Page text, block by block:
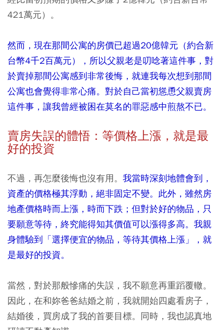
421萬元）。
然而，現在那間公寓的房價已超過20億韓元（約合新
台幣4千2百萬元），所以父親老是叨唸著這件事，對
於賣掉那間公寓感到非常後悔，就連我每次想到那間
公寓也會覺得非常心痛。對於自己當初慫恿父親賣房
這件事，讓我曾經被困在莫名的罪惡感中煎熬不已。
賣房失誤的體悟：等價格上漲，就是最
好的投資
不過，再怎麼後悔也沒有用。 我當時深刻地體會到，
資產的價格極其浮動，絕非固定不變。此外，雖然房
地產價格時而上漲，時而下跌；但對於好的物品，只
要願意等待，終究能得知其價值可以漲得多高。我親
身體驗到「選擇便宜的物品，等待其價格上漲」，就
是最好的投資。
當然，對於那般慘痛的失誤，我不願意再重蹈覆轍。
因此，在和妳爸爸結婚之前，我就開始四處看房子，
結婚後，買房成了我的首要目標。同時，我也認真地